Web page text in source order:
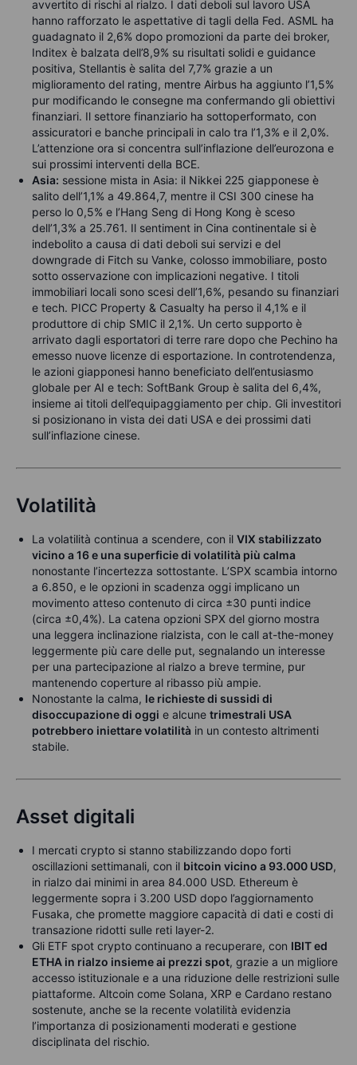
avvertito di rischi al rialzo. I dati deboli sul lavoro USA
hanno rafforzato le aspettative di tagli della Fed. ASML ha
guadagnato il 2,6% dopo promozioni da parte dei broker,
Inditex è balzata dell’8,9% su risultati solidi e guidance
positiva, Stellantis è salita del 7,7% grazie a un
miglioramento del rating, mentre Airbus ha aggiunto l’1,5%
pur modificando le consegne ma confermando gli obiettivi
finanziari. Il settore finanziario ha sottoperformato, con
assicuratori e banche principali in calo tra l’1,3% e il 2,0%.
L’attenzione ora si concentra sull’inflazione dell’eurozona e
sui prossimi interventi della BCE.
Asia: sessione mista in Asia: il Nikkei 225 giapponese è
salito dell’1,1% a 49.864,7, mentre il CSI 300 cinese ha
perso lo 0,5% e l’Hang Seng di Hong Kong è sceso
dell’1,3% a 25.761. Il sentiment in Cina continentale si è
indebolito a causa di dati deboli sui servizi e del
downgrade di Fitch su Vanke, colosso immobiliare, posto
sotto osservazione con implicazioni negative. I titoli
immobiliari locali sono scesi dell’1,6%, pesando su finanziari
e tech. PICC Property & Casualty ha perso il 4,1% e il
produttore di chip SMIC il 2,1%. Un certo supporto è
arrivato dagli esportatori di terre rare dopo che Pechino ha
emesso nuove licenze di esportazione. In controtendenza,
le azioni giapponesi hanno beneficiato dell’entusiasmo
globale per AI e tech: SoftBank Group è salita del 6,4%,
insieme ai titoli dell’equipaggiamento per chip. Gli investitori
si posizionano in vista dei dati USA e dei prossimi dati
sull’inflazione cinese.
Volatilità
La volatilità continua a scendere, con il VIX stabilizzato
vicino a 16 e una superficie di volatilità più calma
nonostante l’incertezza sottostante. L’SPX scambia intorno
a 6.850, e le opzioni in scadenza oggi implicano un
movimento atteso contenuto di circa ±30 punti indice
(circa ±0,4%). La catena opzioni SPX del giorno mostra
una leggera inclinazione rialzista, con le call at-the-money
leggermente più care delle put, segnalando un interesse
per una partecipazione al rialzo a breve termine, pur
mantenendo coperture al ribasso più ampie.
Nonostante la calma, le richieste di sussidi di
disoccupazione di oggi e alcune trimestrali USA
potrebbero iniettare volatilità in un contesto altrimenti
stabile.
Asset digitali
I mercati crypto si stanno stabilizzando dopo forti
oscillazioni settimanali, con il bitcoin vicino a 93.000 USD,
in rialzo dai minimi in area 84.000 USD. Ethereum è
leggermente sopra i 3.200 USD dopo l’aggiornamento
Fusaka, che promette maggiore capacità di dati e costi di
transazione ridotti sulle reti layer-2.
Gli ETF spot crypto continuano a recuperare, con IBIT ed
ETHA in rialzo insieme ai prezzi spot, grazie a un migliore
accesso istituzionale e a una riduzione delle restrizioni sulle
piattaforme. Altcoin come Solana, XRP e Cardano restano
sostenute, anche se la recente volatilità evidenzia
l’importanza di posizionamenti moderati e gestione
disciplinata del rischio.